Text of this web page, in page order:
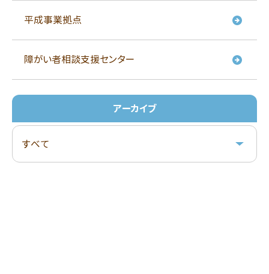
平成事業拠点
障がい者相談支援センター
アーカイブ